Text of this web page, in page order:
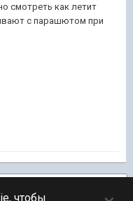
смотреть как летит
с парашютом при
чтобы